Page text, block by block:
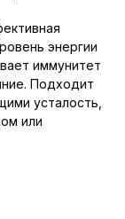
энергии
иммунитет
Подходит
усталость,
или